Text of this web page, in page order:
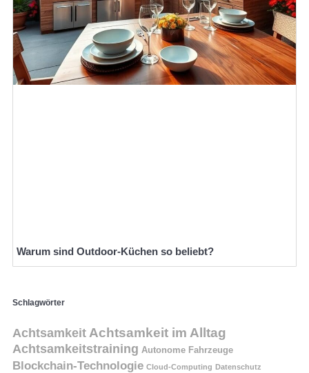
Warum sind Outdoor-Küchen so beliebt?
Schlagwörter
AchtsamkeitAchtsamkeit im Alltag
Achtsamkeitstraining Autonome Fahrzeuge
Blockchain-Technologie Cloud-Computing Datenschutz